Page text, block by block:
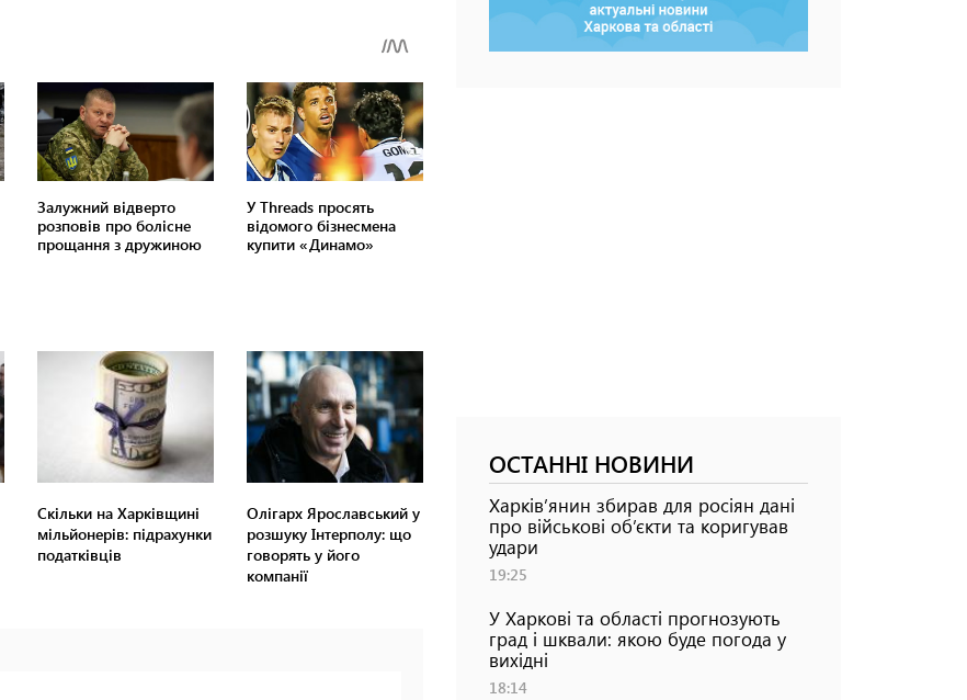
Скільки на Харківщині
мільйонерів: підрахунки
податківців
Олігарх Ярославський у
розшуку Інтерполу: що
говорять у його
компанії
ОСТАННІ НОВИНИ
Харків’янин збирав для росіян дані
про військові об’єкти та коригував
удари
19:25
У Харкові та області прогнозують
град і шквали: якою буде погода у
вихідні
18:14